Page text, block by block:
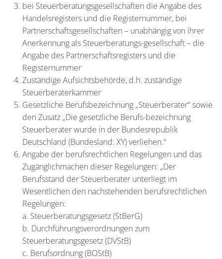
bei Steuerberatungsgesellschaften die Angabe des
Handelsregisters und die Registernummer, bei
Partnerschaftsgesellschaften – unabhängig von ihrer
Anerkennung als Steuerberatungs-gesellschaft – die
Angabe des Partnerschaftsregisters und die
Registernummer
Zuständige Aufsichtsbehörde, d.h. zuständige
Steuerberaterkammer
Gesetzliche Berufsbezeichnung „Steuerberater“ sowie
den Zusatz „Die gesetzliche Berufs-bezeichnung
Steuerberater wurde in der Bundesrepublik
Deutschland (Bundesland: XY) verliehen.“
Angabe der berufsrechtlichen Regelungen und das
Zugänglichmachen dieser Regelungen: „Der
Berufsstand der Steuerberater unterliegt im
Wesentlichen den nachstehenden berufsrechtlichen
Regelungen:
a. Steuerberatungsgesetz (StBerG)
b. Durchführungsverordnungen zum
Steuerberatungsgesetz (DVStB)
c. Berufsordnung (BOStB)